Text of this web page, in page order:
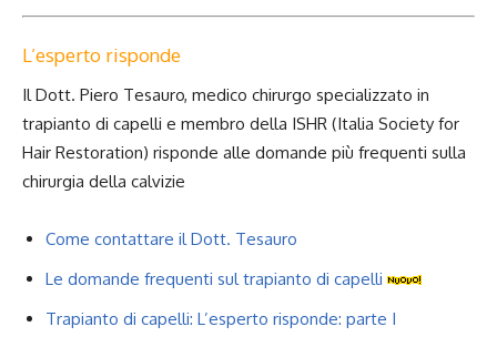
L’esperto risponde
Il Dott. Piero Tesauro, medico chirurgo specializzato in
trapianto di capelli e membro della ISHR (Italia Society for
Hair Restoration) risponde alle domande più frequenti sulla
chirurgia della calvizie
Come contattare il Dott. Tesauro
Le domande frequenti sul trapianto di capelli
Trapianto di capelli: L’esperto risponde: parte I